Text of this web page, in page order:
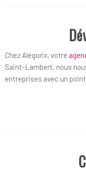
Chez Alégorix, votre
Saint-Lambert, nous
entreprises avec un